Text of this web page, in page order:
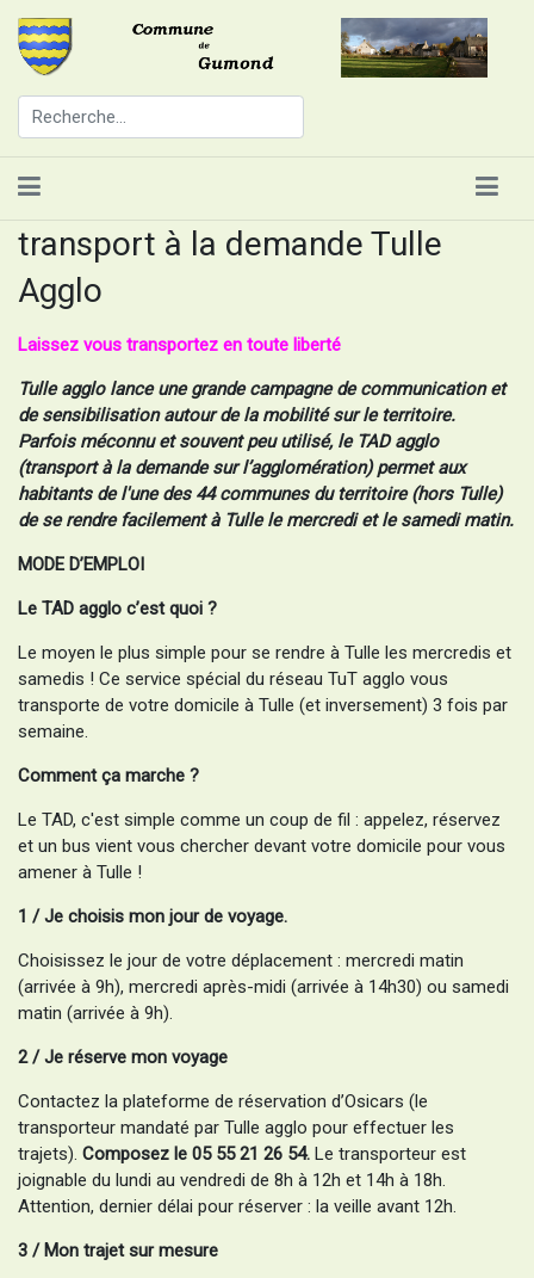
transport à la demande Tulle
Agglo
Laissez vous transportez en toute liberté
Tulle agglo lance une grande campagne de communication et
de sensibilisation autour de la mobilité sur le territoire.
Parfois méconnu et souvent peu utilisé, le TAD agglo
(transport à la demande sur l’agglomération) permet aux
habitants de l'une des 44 communes du territoire (hors Tulle)
de se rendre facilement à Tulle le mercredi et le samedi matin.
MODE D’EMPLOI
Le TAD agglo c’est quoi ?
Le moyen le plus simple pour se rendre à Tulle les mercredis et
samedis ! Ce service spécial du réseau TuT agglo vous
transporte de votre domicile à Tulle (et inversement) 3 fois par
semaine.
Comment ça marche ?
Le TAD, c'est simple comme un coup de fil : appelez, réservez
et un bus vient vous chercher devant votre domicile pour vous
amener à Tulle !
1 / Je choisis mon jour de voyage.
Choisissez le jour de votre déplacement : mercredi matin
(arrivée à 9h), mercredi après-midi (arrivée à 14h30) ou samedi
matin (arrivée à 9h).
2 / Je réserve mon voyage
Contactez la plateforme de réservation d’Osicars (le
transporteur mandaté par Tulle agglo pour effectuer les
trajets). Composez le 05 55 21 26 54. Le transporteur est
joignable du lundi au vendredi de 8h à 12h et 14h à 18h.
Attention, dernier délai pour réserver : la veille avant 12h.
3 / Mon trajet sur mesure